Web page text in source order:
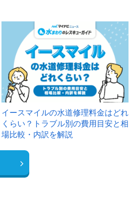
イースマイルの水道修理料金はどれ
くらい？トラブル別の費用目安と相
場比較・内訳を解説